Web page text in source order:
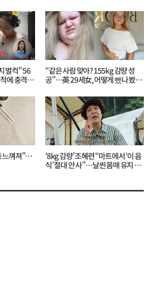
벌컥" 56
적에 충격…
“같은 사람 맞아? 155kg 감량 성
공”…英 29세女, 어떻게 뺐나 봤더
느껴져”…
‘8kg 감량’ 조혜련 “마트에서 ‘이 음
식’ 절대 안 사”…날씬 몸매 유지 비